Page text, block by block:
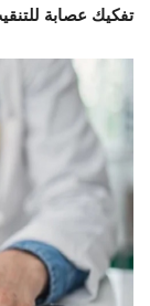
تفكيك عصابة للتنقيب